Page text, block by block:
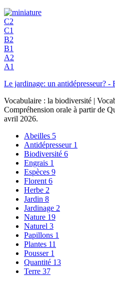
C2
C1
B2
B1
A2
A1
Le jardinage: un antidépresseur? -
Vocabulaire : la biodiversité |
Compréhension orale à partir de
avril 2026.
Abeilles 5
Antidépresseur 1
Biodiversité 6
Engrais 1
Espèces 9
Florent 6
Herbe 2
Jardin 8
Jardinage 2
Nature 19
Naturel 3
Papillons 1
Plantes 11
Pousser 1
Quantité 13
Terre 37